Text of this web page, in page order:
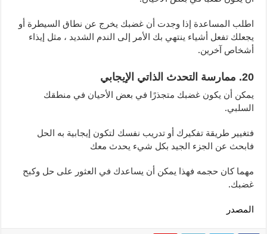
اطلب المساعدة إذا وجدت أن غضبك يخرج عن نطاق السيطرة أو
يجعلك تفعل أشياء ينتهي بك الأمر إلى الندم الشديد ، مثل إيذاء
أشخاص آخرين.
20. ممارسة التحدث الذاتي الإيجابي
يمكن أن يكون غضبك متجذرًا في بعض الأحيان في منطقك
السلبي.
فتغيير طريقة تفكيرك أو تدريب نفسك لتكون إيجابية به الحل
فابحث عن الجزء الجيد بكل شيء يحدث معك
مهما كان حجمه فهذا يمكن أن يساعدك في العثور على حل وكبح
غضبك.
المصدر